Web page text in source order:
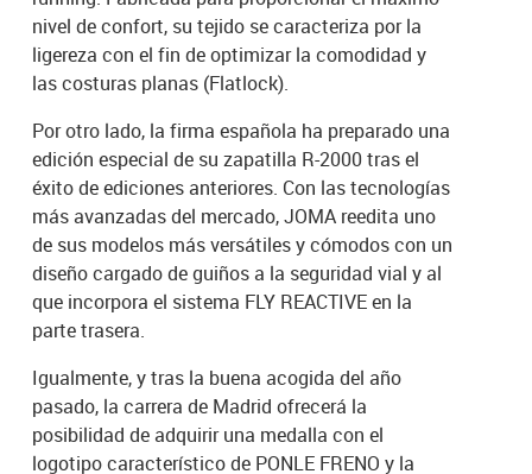
nivel de confort, su tejido se caracteriza por la
ligereza con el fin de optimizar la comodidad y
las costuras planas (Flatlock).
Por otro lado, la firma española ha preparado una
edición especial de su zapatilla R-2000 tras el
éxito de ediciones anteriores. Con las tecnologías
más avanzadas del mercado, JOMA reedita uno
de sus modelos más versátiles y cómodos con un
diseño cargado de guiños a la seguridad vial y al
que incorpora el sistema FLY REACTIVE en la
parte trasera.
Igualmente, y tras la buena acogida del año
pasado, la carrera de Madrid ofrecerá la
posibilidad de adquirir una medalla con el
logotipo característico de PONLE FRENO y la